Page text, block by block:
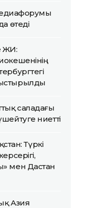
өтеді
ЖИ:
саладағы
ниетті
Түркі
мен Дастан
Азия